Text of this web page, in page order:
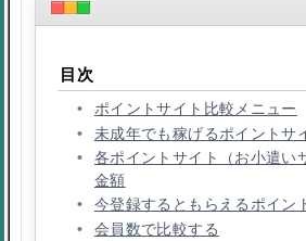
目次
ポイントサイト比較メニュー
未成年でも稼げるポイントサ
各ポイントサイト（お小遣い
金額
今登録するともらえるポイン
会員数で比較する